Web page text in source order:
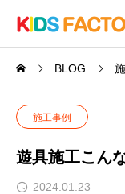
BLOG
施工事例
遊具施工こん
2024.01.23